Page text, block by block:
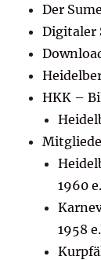
Der
Digitaler
HKK –
1960
1958